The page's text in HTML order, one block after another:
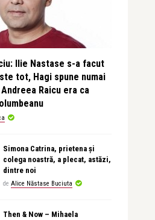
Ilie Nastase s-a facut
tot, Hagi spune numai
Raicu era ca
Simona Catrina, prietena și
colega noastră, a plecat, astăzi,
dintre noi
de Alice Năstase Buciuta
Then & Now – Mihaela